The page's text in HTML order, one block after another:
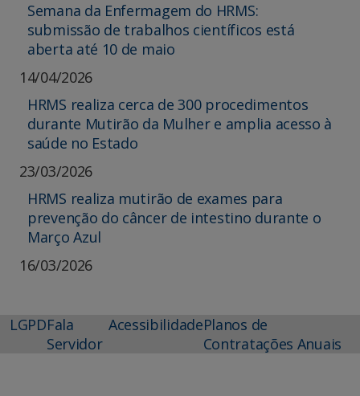
Semana da Enfermagem do HRMS:
submissão de trabalhos científicos está
aberta até 10 de maio
14/04/2026
HRMS realiza cerca de 300 procedimentos
durante Mutirão da Mulher e amplia acesso à
saúde no Estado
23/03/2026
HRMS realiza mutirão de exames para
prevenção do câncer de intestino durante o
Março Azul
16/03/2026
LGPDFala
Servidor
AcessibilidadePlanos de
Contratações Anuais